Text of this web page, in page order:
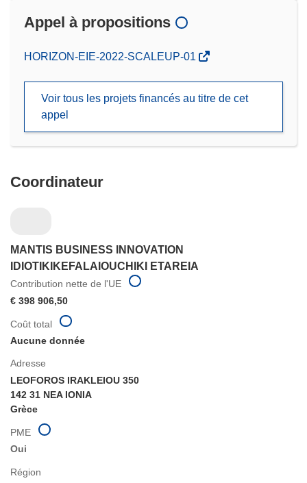
Appel à propositions
(s’ouvre
nouvelle
fenêtre)
HORIZON-EIE-2022-SCALEUP-01
Voir tous les projets financés au titre de cet
appel
Coordinateur
MANTIS BUSINESS INNOVATION
IDIOTIKIKEFALAIOUCHIKI ETAREIA
Contribution nette de l'UE
€ 398 906,50
Adresse
LEOFOROS IRAKLEIOU 350
142 31 NEA IONIA
Grèce
PME
Oui
Région
Coût total
Aucune donnée